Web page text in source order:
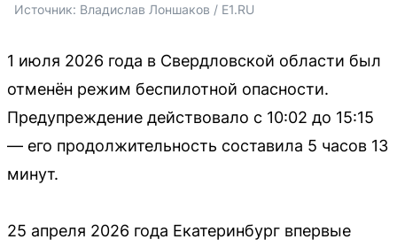
Источник: Владислав Лоншаков / E1.RU
1 июля 2026 года в Свердловской области был
отменён режим беспилотной опасности.
Предупреждение действовало с 10:02 до 15:15
— его продолжительность составила 5 часов 13
минут.
25 апреля 2026 года Екатеринбург впервые